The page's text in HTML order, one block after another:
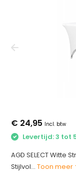
€ 24,95 Incl. btw
Levertijd: 3 tot
AGD SELECT Witte
Stijlvol...Toon meer